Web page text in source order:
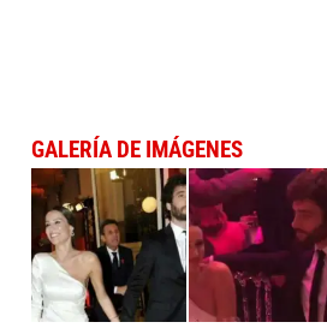
GALERÍA DE IMÁGENES